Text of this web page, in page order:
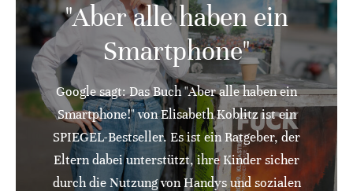
"Aber alle haben ein
Smartphone"
Google sagt: Das Buch "Aber alle haben ein
Smartphone!" von Elisabeth Koblitz ist ein
SPIEGEL-Bestseller. Es ist ein Ratgeber, der
Eltern dabei unterstützt, ihre Kinder sicher
durch die Nutzung von Handys und sozialen